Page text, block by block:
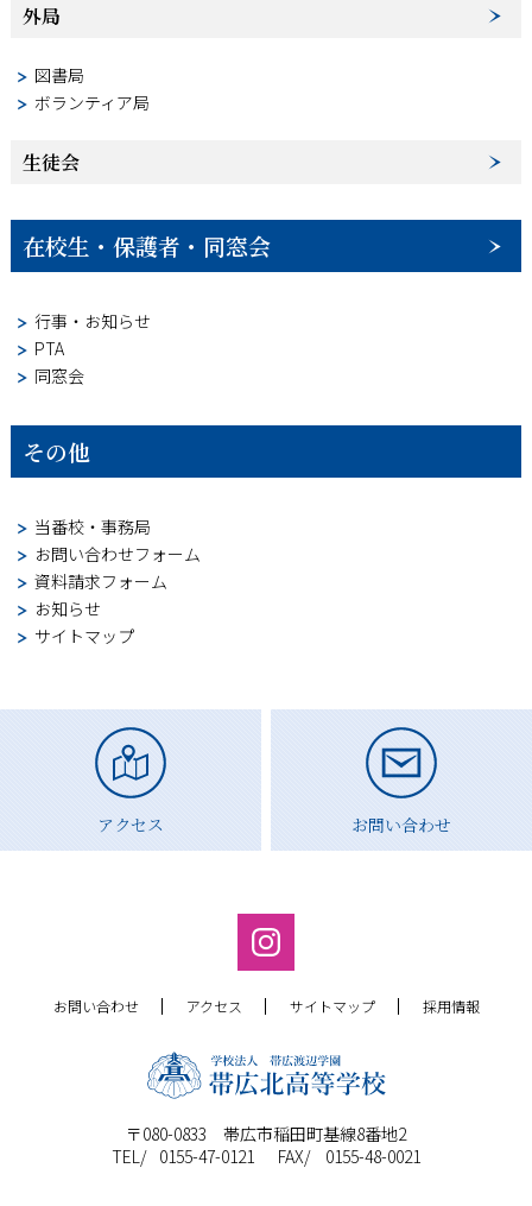
外局
図書局
ボランティア局
生徒会
在校生・保護者・同窓会
行事・お知らせ
PTA
同窓会
その他
当番校・事務局
お問い合わせフォーム
資料請求フォーム
お知らせ
サイトマップ
アクセス お問い合わせ
お問い合わせ アクセス サイトマップ 採用情報
〒080-0833 帯広市稲田町基線8番地2
0155-47-0121
0155-48-0021